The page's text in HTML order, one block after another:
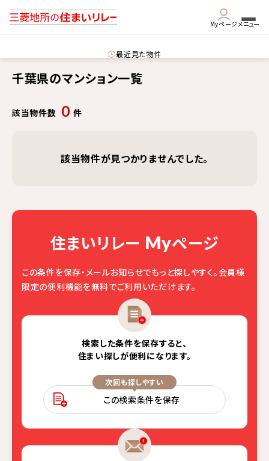
Myページメニュー
最近見た物件
千葉県のマンション一覧
該当物件数 0 件
該当物件が見つかりませんでした。
住まいリレー Myページ
この条件を保存・メールお知らせでもっと探しやすく。会員様
限定の便利機能を無料でご利用いただけます。
検索した条件を保存すると、
住まい探しが便利になります。
次回も探しやすい
この検索条件を保存